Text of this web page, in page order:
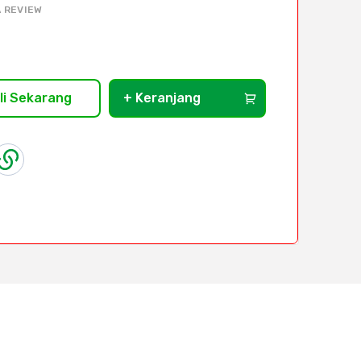
REVIEW
Sekarang + Keranjang